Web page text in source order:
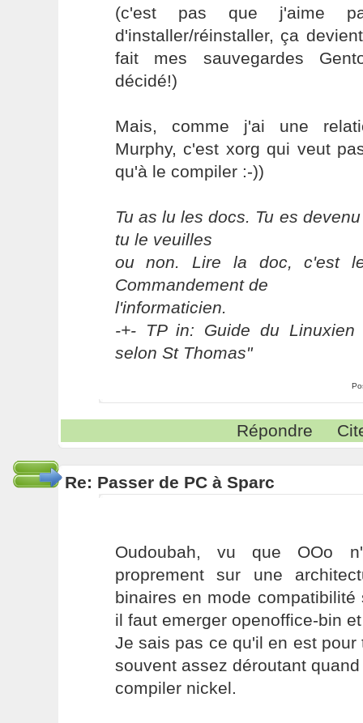
(c'est pas que j'aime
d'installer/réinstaller, ça
fait mes sauvegardes
décidé!)
Mais, comme j'ai une
Murphy, c'est xorg qui veut
qu'à le compiler :-))
Tu as lu les docs. Tu es
tu le veuilles
ou non. Lire la doc, c'est
Commandement de
l'informaticien.
-+- TP in: Guide du Linuxien
selon St Thomas"
Répondre
Re: Passer de PC à Sparc
Oudoubah, vu que OOo
proprement sur une
binaires en mode
il faut emerger openoffice-bin
Je sais pas ce qu'il en est
souvent assez déroutant
compiler nickel.